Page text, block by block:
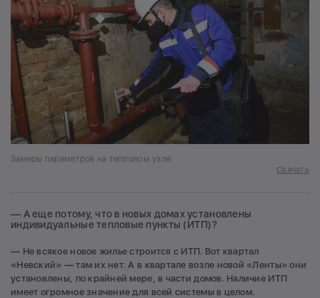
Замеры параметров на тепловом узле
Скачать
— А еще потому, что в новых домах установлены
индивидуальные тепловые пункты (ИТП)?
— Не всякое новое жилье строится с ИТП. Вот квартал
«Невский» — там их нет. А в квартале возле новой «Ленты» они
установлены, по крайней мере, в части домов. Наличие ИТП
имеет огромное значение для всей системы в целом.